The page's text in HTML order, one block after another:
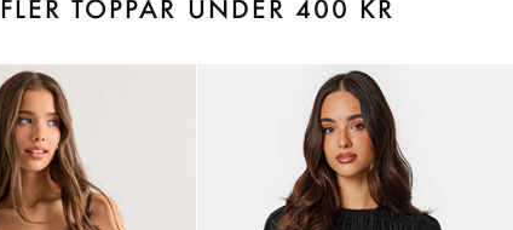
FLER TOPPAR UNDER 400 KR